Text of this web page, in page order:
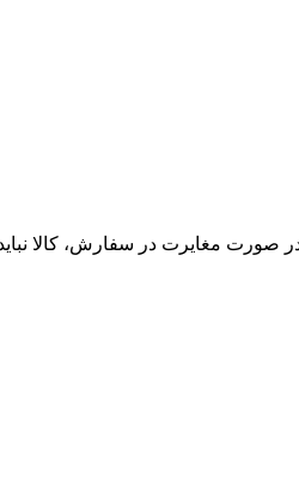
مرجوعی و لغو سفارش تا ۲۴ ساعت پس از تحویل وجود دارد. در